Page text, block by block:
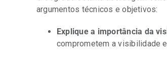
argumentos técnicos e objetivos:
Explique a importância da
comprometem a visibilidade